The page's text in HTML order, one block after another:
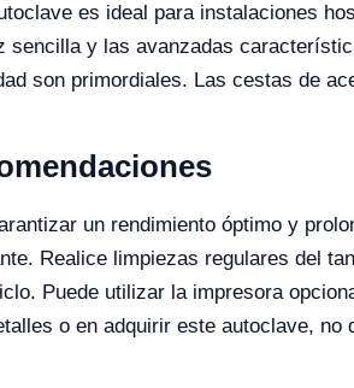
es ideal para instalaciones
sencilla y las avanzadas
son primordiales. Las cestas de
un rendimiento óptimo y
Realice limpiezas regulares del
Puede utilizar la impresora
o en adquirir este autoclave,